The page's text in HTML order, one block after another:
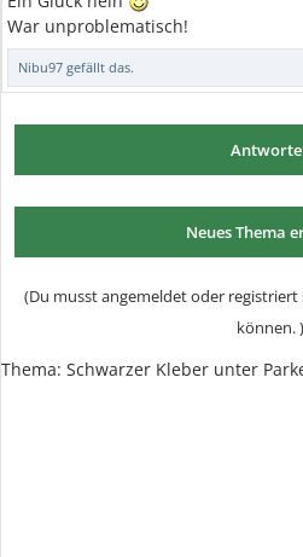
War unproblematisch!
Nibu97 gefällt das.
Neues Thema
(Du musst angemeldet oder registriert
können. )
Thema: Schwarzer Kleber unter